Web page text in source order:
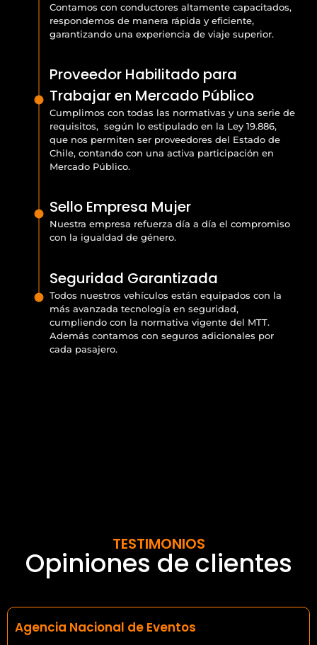
Contamos con conductores altamente capacitados,
respondemos de manera rápida y eficiente,
garantizando una experiencia de viaje superior.
Proveedor Habilitado para
Trabajar en Mercado Público
Cumplimos con todas las normativas y una serie de
requisitos, según lo estipulado en la Ley 19.886,
que nos permiten ser proveedores del Estado de
Chile, contando con una activa participación en
Mercado Público.
Sello Empresa Mujer
Nuestra empresa refuerza día a día el compromiso
con la igualdad de género.
Seguridad Garantizada
Todos nuestros vehículos están equipados con la
más avanzada tecnología en seguridad,
cumpliendo con la normativa vigente del MTT.
Además contamos con seguros adicionales por
cada pasajero.
TESTIMONIOS
Opiniones de clientes
Agencia Nacional de Eventos